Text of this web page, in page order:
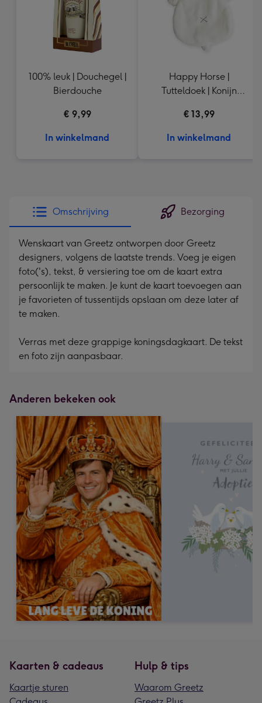
100% leuk | Douchegel |
Bierdouche
€ 9,99
In winkelmand
Happy Horse |
Tutteldoek | Konijn
€ 13,99
In winkelmand
Omschrijving Bezorging
Wenskaart van Greetz ontworpen door Greetz
designers, volgens de laatste trends. Voeg je eigen
foto('s), tekst, & versiering toe om de kaart extra
persoonlijk te maken. Je kunt de kaart toevoegen aan
je favorieten of tussentijds opslaan om deze later af
te maken.
Verras met deze grappige koningsdagkaart. De tekst
en foto zijn aanpasbaar.
Anderen bekeken ook
Kaarten & cadeaus
Kaartje sturen
Hulp & tips
Waarom Greetz